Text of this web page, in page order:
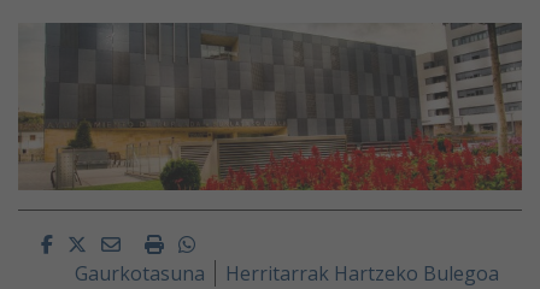
FacebookTwitterEmailImprimirWhatsapp
Gaurkotasuna
Herritarrak Hartzeko Bulegoa